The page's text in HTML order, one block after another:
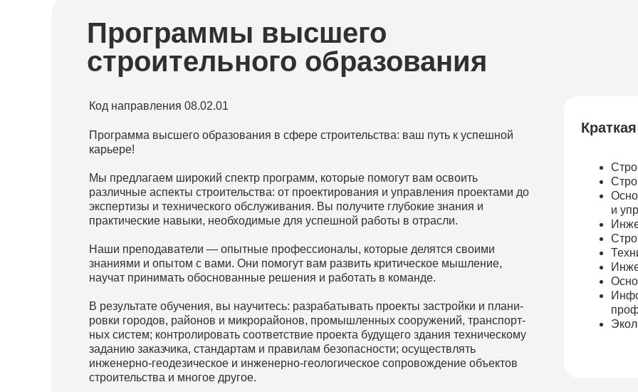
Программы высшего
строительного образования
Код направления 08.02.01
Программа высшего образования в сфере строительства: ваш путь к успешной
карьере!
Мы предлагаем широкий спектр программ, которые помогут вам освоить
различные аспекты строительства: от проектирования и управления проектами до
экспертизы и технического обслуживания. Вы получите глубокие знания и
практические навыки, необходимые для успешной работы в отрасли.
Наши преподаватели — опытные профессионалы, которые делятся своими
знаниями и опытом с вами. Они помогут вам развить критическое мышление,
научат принимать обоснованные решения и работать в команде.
В результате обучения, вы научитесь: разрабатывать проекты за­строй­ки и пла­ни­
ров­ки городов, рай­о­нов и мик­ро­рай­о­нов, про­мыш­лен­ных со­ору­же­ний, транс­порт­
ных си­стем; контролировать со­от­вет­ствие про­ек­та бу­ду­ще­го зда­ния тех­ни­че­ско­му
за­да­нию за­каз­чи­ка, стан­дар­там и пра­ви­лам без­опас­но­сти; осуществлять
инженерно-геодезическое и инженерно-геологическое сопровождение объектов
строительства и многое другое.
и